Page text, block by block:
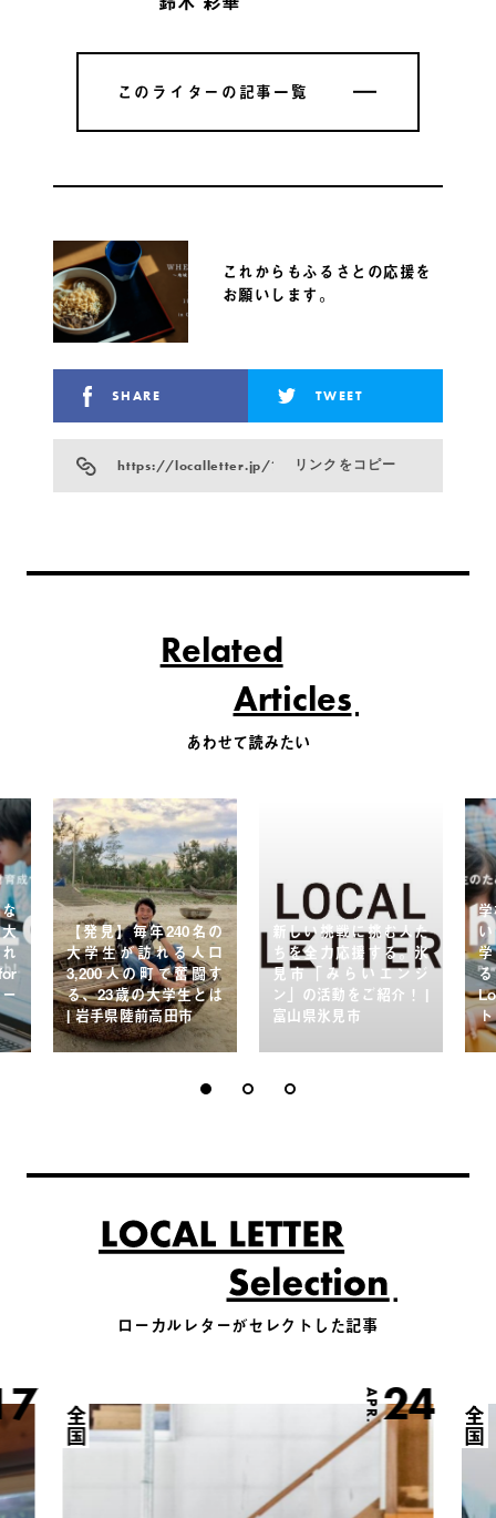
このライターの記事一覧
このライターの記事一覧
これからもふるさとの応援を
お願いします。
SHARE TWEET
https://localletter.jp/?p=899リンクをコピー
Related
Articles
あわせて読みたい
【発見】毎年240名の
大学生が訪れる人口
3,200人の町で奮闘す
る、23歳の大学生とは
| 岩手県陸前高田市
新しい挑戦に挑む人た
ちを全力応援する。氷
見市「みらいエンジ
ン」の活動をご紹介！ |
富山県氷見市
ローカルレターがセレクトした記事
APR.24
全国 全国